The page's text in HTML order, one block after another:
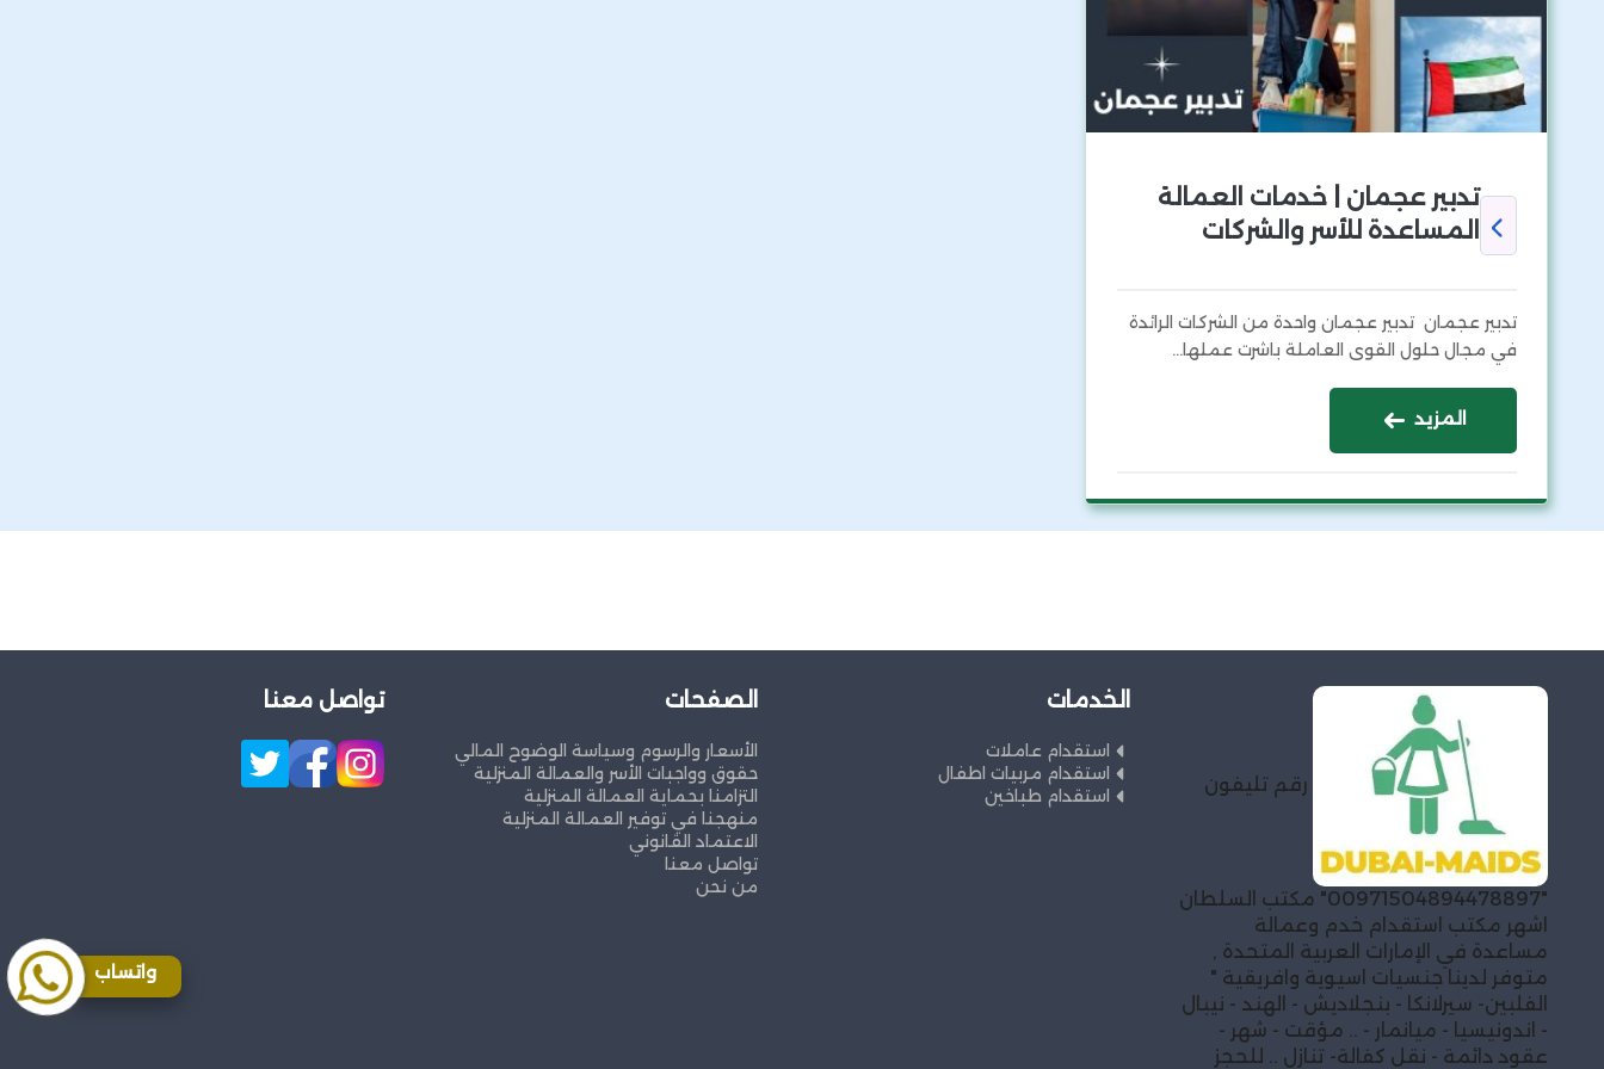
تدبير عجمان | خدمات العمالة
المساعدة للأسر والشركات
تدبير عجمان تدبير عجمان واحدة من الشركات الرائدة
في مجال حلول القوى العاملة باشرت عملها…
المزيد
رقم تليفون
"00971504894478897" مكتب السلطان
اشهر مكتب استقدام خدم وعمالة
مساعدة في الإمارات العربية المتحدة ,
متوفر لدينا جنسيات اسيوية وافريقية "
الفلبين- سيرلانكا - بنجلاديش - الهند - نيبال
- اندونيسيا - ميانمار - .. مؤقت - شهر -
عقود دائمة - نقل كفالة- تنازل .. للحجز
الخدمات
استقدام عاملات
استقدام مربيات اطفال
استقدام طباخين
الصفحات
الأسعار والرسوم وسياسة الوضوح المالي
حقوق وواجبات الأسر والعمالة المنزلية
التزامنا بحماية العمالة المنزلية
منهجنا في توفير العمالة المنزلية
الاعتماد القانوني
تواصل معنا
من نحن
تواصل معنا
واتساب